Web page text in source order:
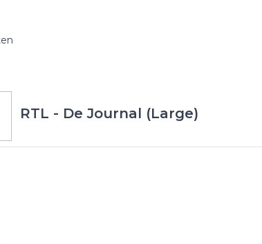
RTL - De Journal (Large)